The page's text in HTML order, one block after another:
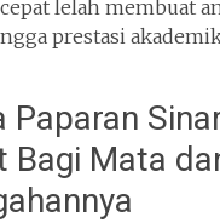
lelah membuat
prestasi
Paparan
Bagi Mata